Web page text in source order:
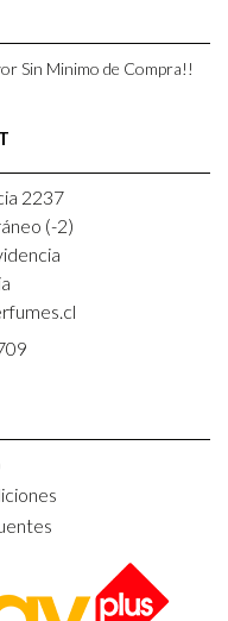
Sin Minimo de Compra!!
2237
(-2)